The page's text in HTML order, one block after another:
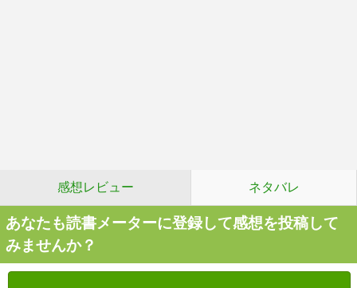
感想レビュー ネタバレ
あなたも読書メーターに登録して感想を投稿して
みませんか？